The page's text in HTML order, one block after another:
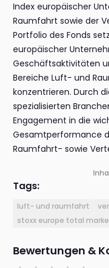
Index europäischer
Raumfahrt sowie der
Portfolio des Fonds
europäischer
Geschäftsaktivitäten
Bereiche Luft- und
konzentrieren. Durch
spezialisierten
Engagement in die
Gesamtperformance
Raumfahrt- sowie
Tags:
luft- und raumfahrt
stoxx europe total
Bewertungen &